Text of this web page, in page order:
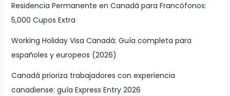
Residencia Permanente en Canadá para Francófonos:
5,000 Cupos Extra
Working Holiday Visa Canadá: Guía completa para
españoles y europeos (2026)
Canadá prioriza trabajadores con experiencia
canadiense: guía Express Entry 2026